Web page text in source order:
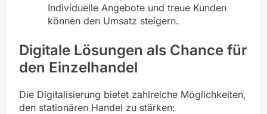
Individuelle Angebote und treue Kunden
können den Umsatz steigern.
Digitale Lösungen als Chance für
den Einzelhandel
Die Digitalisierung bietet zahlreiche Möglichkeiten,
den stationären Handel zu stärken: